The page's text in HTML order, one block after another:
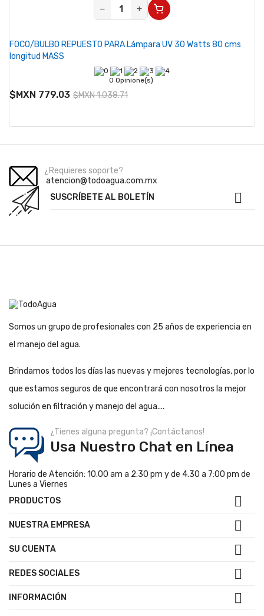
−
+
FOCO/BULBO REPUESTO PARA Lámpara UV 30 Watts 80 cms
longitud MASS
0 Opinione(s)
$MXN 779.03 $MXN 1,038.71
¿Requieres soporte?
atencion@todoagua.com.mx
SUSCRÍBETE AL BOLETÍN

Somos un grupo de profesionales con 25 años de experiencia en
el manejo del agua.
Brindamos todos los días las nuevas y mejores tecnologías, por lo
que estamos seguros de que encontrará con nosotros la mejor
solución en filtración y manejo del agua....
¿Tienes alguna pregunta? ¡Contáctanos!
Usa Nuestro Chat en Línea
Horario de Atención: 10.00 am a 2:30 pm y de 4.30 a 7:00 pm de
Lunes a Viernes
PRODUCTOS

NUESTRA EMPRESA 
SU CUENTA 
REDES SOCIALES 
INFORMACIÓN 